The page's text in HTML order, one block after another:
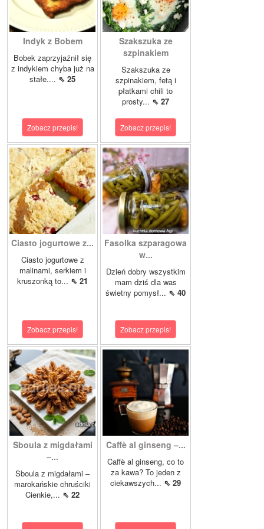
Indyk z Bobem
Bobek zaprzyjaźnił się
z indykiem chyba już na
stałe.... ⇖ 25
Zobacz przepis!
Szakszuka ze
szpinakiem
Szakszuka ze
szpinakiem, fetą i
płatkami chili to
prosty... ⇖ 27
Zobacz przepis!
Ciasto jogurtowe z...
Ciasto jogurtowe z
malinami, serkiem i
kruszonką to... ⇖ 21
Zobacz przepis!
Fasolka szparagowa
w...
Dzień dobry wszystkim
mam dziś dla was
świetny pomysł... ⇖ 40
Zobacz przepis!
Sboula z migdałami
–...
Sboula z migdałami –
marokańskie chruściki
Cienkie,... ⇖ 22
Caffè al ginseng –...
Caffè al ginseng, co to
za kawa? To jeden z
ciekawszych... ⇖ 29